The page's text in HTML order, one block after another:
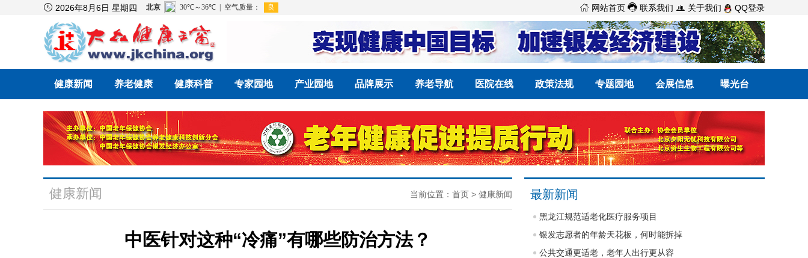
 2026年8月6日 星期四  网站首页  联系我们  关于我们 QQ登录
健康新闻 养老健康 健康科普 专家园地 产业园地 品牌展示 养老导航 医院在线 政策法规 专题园地 会展信息 曝光台
健康新闻 当前位置： 首页 > 健康新闻
中医针对这种“冷痛”有哪些防治方法？
最新新闻
黑龙江规范适老化医疗服务项目
银发志愿者的年龄天花板，何时能拆掉
公共交通更适老，老年人出行更从容